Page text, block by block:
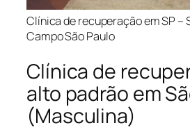
Clínica de recuperação em SP –
Campo São Paulo
Clínica de
alto padrão em
(Masculina)